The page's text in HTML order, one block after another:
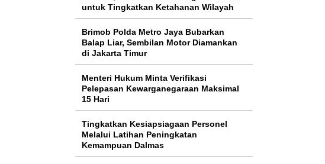
untuk Tingkatkan Ketahanan Wilayah
Brimob Polda Metro Jaya Bubarkan
Balap Liar, Sembilan Motor Diamankan
di Jakarta Timur
Menteri Hukum Minta Verifikasi
Pelepasan Kewarganegaraan Maksimal
15 Hari
Tingkatkan Kesiapsiagaan Personel
Melalui Latihan Peningkatan
Kemampuan Dalmas